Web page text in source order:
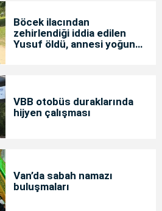
Böcek ilacından
zehirlendiği iddia edilen
Yusuf öldü, annesi yoğun
VBB otobüs duraklarında
hijyen çalışması
Van’da sabah namazı
buluşmaları